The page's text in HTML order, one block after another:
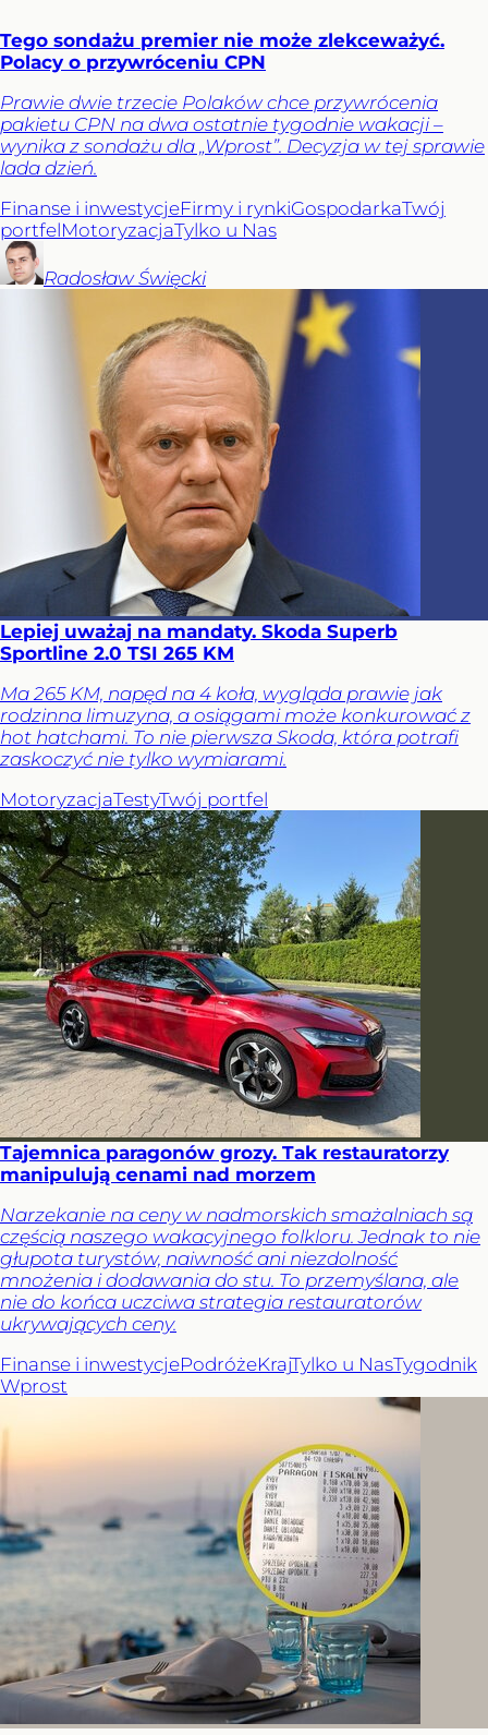
Tego sondażu premier nie może zlekceważyć.
Polacy o przywróceniu CPN
Prawie dwie trzecie Polaków chce przywrócenia
pakietu CPN na dwa ostatnie tygodnie wakacji –
wynika z sondażu dla „Wprost”. Decyzja w tej sprawie
lada dzień.
Finanse i inwestycjeFirmy i rynkiGospodarkaTwój
portfelMotoryzacjaTylko u Nas
Radosław Święcki
Lepiej uważaj na mandaty. Skoda Superb
Sportline 2.0 TSI 265 KM
Ma 265 KM, napęd na 4 koła, wygląda prawie jak
rodzinna limuzyna, a osiągami może konkurować z
hot hatchami. To nie pierwsza Skoda, która potrafi
zaskoczyć nie tylko wymiarami.
MotoryzacjaTestyTwój portfel
Tajemnica paragonów grozy. Tak restauratorzy
manipulują cenami nad morzem
Narzekanie na ceny w nadmorskich smażalniach są
częścią naszego wakacyjnego folkloru. Jednak to nie
głupota turystów, naiwność ani niezdolność
mnożenia i dodawania do stu. To przemyślana, ale
nie do końca uczciwa strategia restauratorów
ukrywających ceny.
Finanse i inwestycjePodróżeKrajTylko u NasTygodnik
Wprost